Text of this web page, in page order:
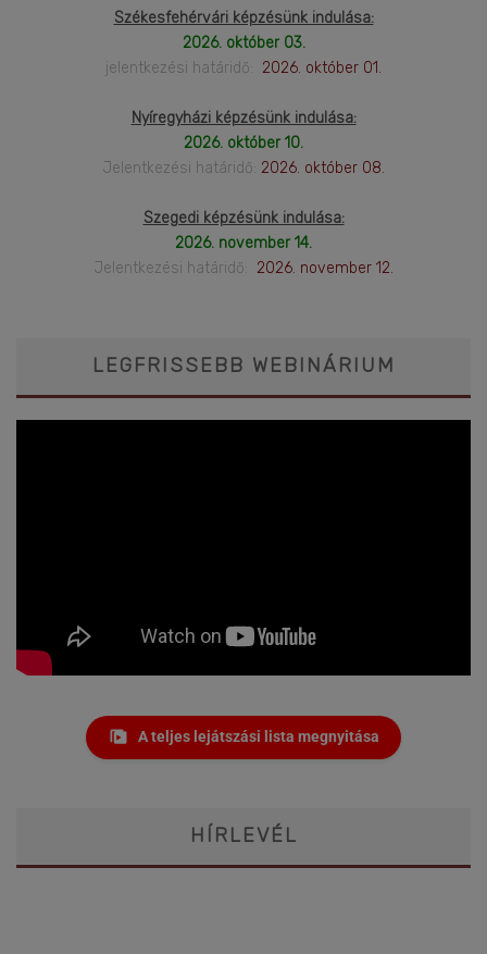
Székesfehérvári képzésünk indulása:
2026. október 03.
jelentkezési határidő: 2026. október 01.
Nyíregyházi képzésünk indulása:
2026. október 10.
Jelentkezési határidő: 2026. október 08.
Szegedi képzésünk indulása:
2026. november 14.
Jelentkezési határidő: 2026. november 12.
LEGFRISSEBB WEBINÁRIUM
A teljes lejátszási lista megnyitása
HÍRLEVÉL